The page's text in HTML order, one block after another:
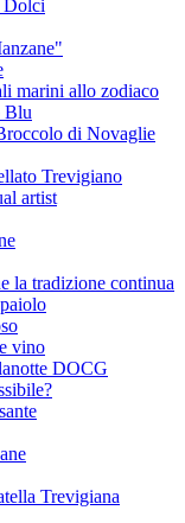
marini allo zodiaco
Blu
di Novaglie
Trevigiano
artist
la tradizione continua
vino
DOCG
Trevigiana